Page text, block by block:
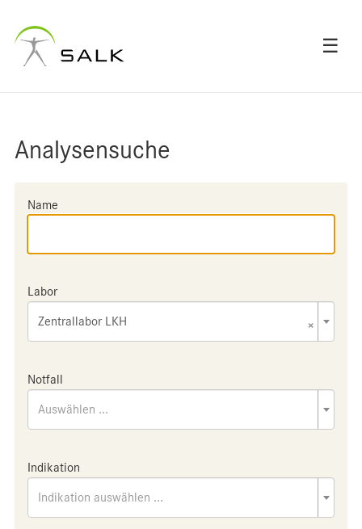
☰
Analysensuche
Name
Labor
×
Zentrallabor LKH
Notfall
Auswählen ...
Indikation
Indikation auswählen ...